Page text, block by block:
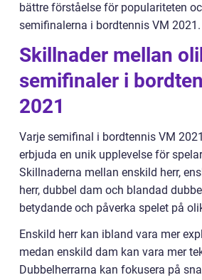
bättre förståelse för populariteten
semifinalerna i bordtennis VM 2021.
Skillnader mellan
semifinaler i
2021
Varje semifinal i bordtennis VM
erbjuda en unik upplevelse för
Skillnaderna mellan enskild herr,
herr, dubbel dam och blandad
betydande och påverka spelet på
Enskild herr kan ibland vara mer
medan enskild dam kan vara mer
Dubbelherrarna kan fokusera på